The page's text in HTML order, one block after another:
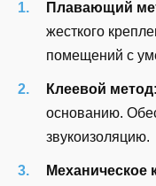
Плавающий
жесткого
помещений с
Клеевой метод
основанию.
звукоизоляцию.
Механическое